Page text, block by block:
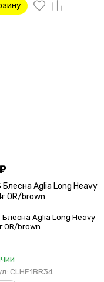
Блесна Aglia Long Heavy
OR/brown
Блесна Aglia Long Heavy
OR/brown
CLHE1BR34